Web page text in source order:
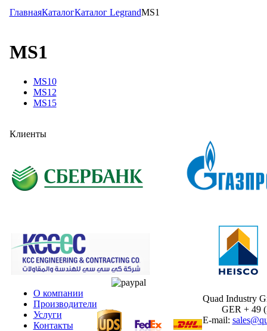
ГлавнаяКаталогКаталог LegrandMS1
MS1
MS10
MS12
MS15
Клиенты
О компании
Производители
Услуги
Контакты
Quad Industry
GER + 49
E-mail: